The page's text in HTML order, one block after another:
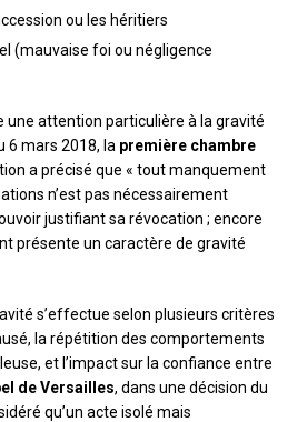
ou les héritiers
(mauvaise foi ou négligence
une attention particulière à la gravité
6 mars 2018, la première chambre
a précisé que « tout manquement
n’est pas nécessairement
justifiant sa révocation ; encore
présente un caractère de gravité
s’effectue selon plusieurs critères
la répétition des comportements
et l’impact sur la confiance entre
de Versailles, dans une décision du
qu’un acte isolé mais